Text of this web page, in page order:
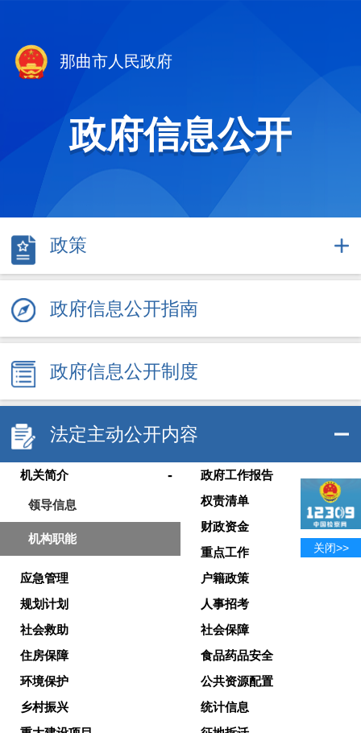
那曲市人民政府
政府信息公开
政策
政府信息公开指南
政府信息公开制度
法定主动公开内容
机关简介 -
领导信息
机构职能
政府工作报告
权责清单
财政资金
重点工作
应急管理
户籍政策
规划计划
人事招考
社会救助
社会保障
住房保障
食品药品安全
环境保护
公共资源配置
乡村振兴
统计信息
关闭>>